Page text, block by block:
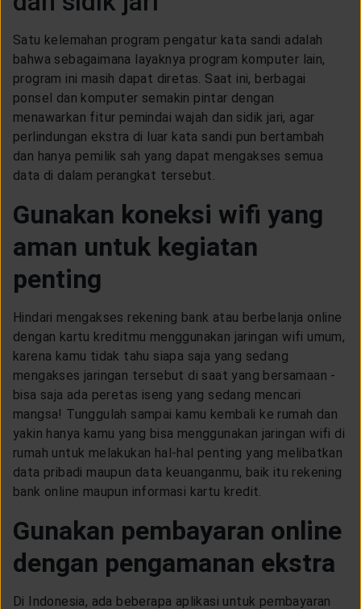
Satu kelemahan program pengatur kata sandi adalah
bahwa sebagaimana layaknya program komputer lain,
program ini masih dapat diretas. Saat ini, berbagai
ponsel dan komputer semakin pintar dengan
menawarkan fitur pemindai wajah dan sidik jari, agar
perlindungan ekstra di luar kata sandi pun bertambah
dan hanya pemilik sah yang dapat mengakses semua
data di dalam perangkat tersebut.
Gunakan koneksi wifi yang
aman untuk kegiatan
penting
Hindari mengakses rekening bank atau berbelanja online
dengan kartu kreditmu menggunakan jaringan wifi umum,
karena kamu tidak tahu siapa saja yang sedang
mengakses jaringan tersebut di saat yang bersamaan -
bisa saja ada peretas iseng yang sedang mencari
mangsa! Tunggulah sampai kamu kembali ke rumah dan
yakin hanya kamu yang bisa menggunakan jaringan wifi di
rumah untuk melakukan hal-hal penting yang melibatkan
data pribadi maupun data keuanganmu, baik itu rekening
bank online maupun informasi kartu kredit.
Gunakan pembayaran online
dengan pengamanan ekstra
Di Indonesia, ada beberapa aplikasi untuk pembayaran